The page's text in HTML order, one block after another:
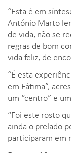
“Esta é em
António Marto
de vida, não se
regras de bom
vida feliz, de
“É esta
em Fátima”,
um “centro” e
“Foi este rosto
ainda o prelado
participaram em